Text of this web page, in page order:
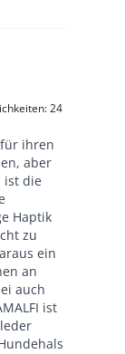
24
ihren
aber
ist die
Haptik
zu
ein
an
auch
ist